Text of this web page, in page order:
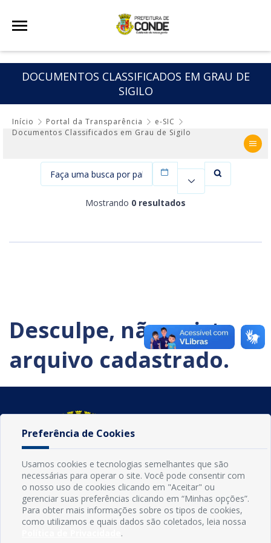
DOCUMENTOS CLASSIFICADOS EM GRAU DE
SIGILO
Início Portal da Transparência
e-SIC
Documentos Classificados em Grau de Sigilo
Mostrando 0 resultados
Filtrar por data
Desculpe, não existe
arquivo cadastrado.
INFORMAÇÕES
Preferência de Cookies
Usamos cookies e tecnologias semelhantes que são
necessárias para operar o site. Você pode consentir com
o nosso uso de cookies clicando em "Aceitar" ou
gerenciar suas preferências clicando em “Minhas opções”.
Para obter mais informações sobre os tipos de cookies,
como utilizamos e quais dados são coletados, leia nossa
.